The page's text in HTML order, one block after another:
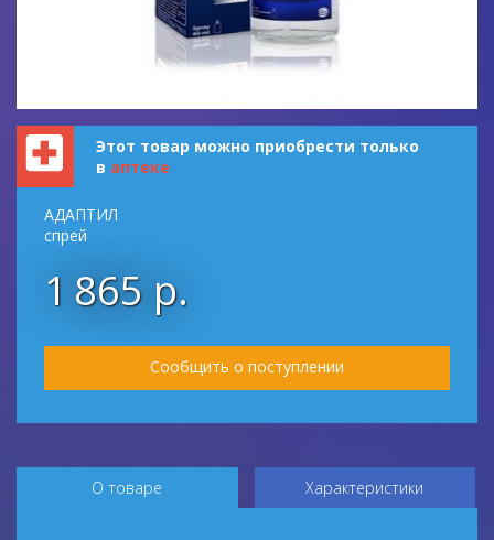
Этот товар можно приобрести только
в аптеке
АДАПТИЛ
спрей
1 865 р.
Сообщить о поступлении
О товаре Характеристики